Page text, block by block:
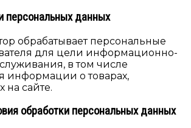
персональных данных
обрабатывает персональные
для цели информационно-
в том числе
информации о товарах,
на сайте.
обработки персональных данных